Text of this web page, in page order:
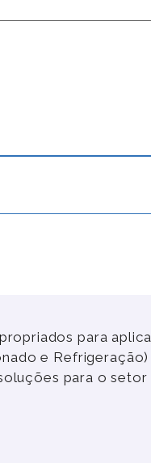
para
e Refrigeração)
para o